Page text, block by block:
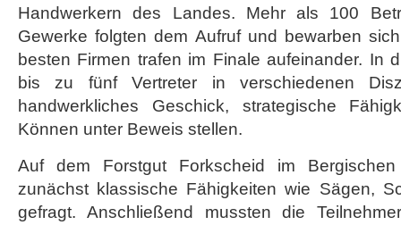
Handwerkern des Landes. Mehr als 100
Gewerke folgten dem Aufruf und bewarben
besten Firmen trafen im Finale aufeinander. In
bis zu fünf Vertreter in verschiedenen
handwerkliches Geschick, strategische
Können unter Beweis stellen.
Auf dem Forstgut Forkscheid im
zunächst klassische Fähigkeiten wie Sägen,
gefragt. Anschließend mussten die